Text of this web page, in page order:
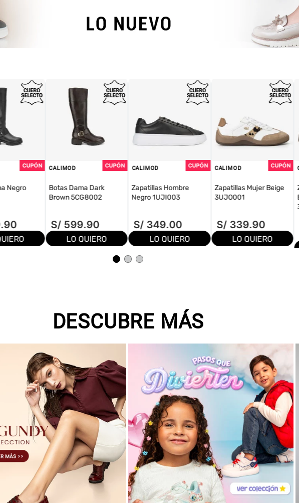
Negro
.90
CALIMOD
Botas Dama Dark
Brown 5CG8002
S/ 599.90
LO QUIERO
CALIMOD
Zapatillas Hombre
Negro 1UJI003
S/ 349.00
LO QUIERO
CALIMOD
Zapatillas Mujer Beige
3UJO001
S/ 339.90
LO QUIERO
DESCUBRE MÁS